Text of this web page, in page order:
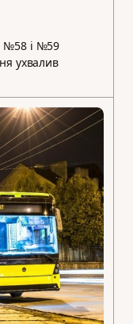
№58 і №59
ухвалив